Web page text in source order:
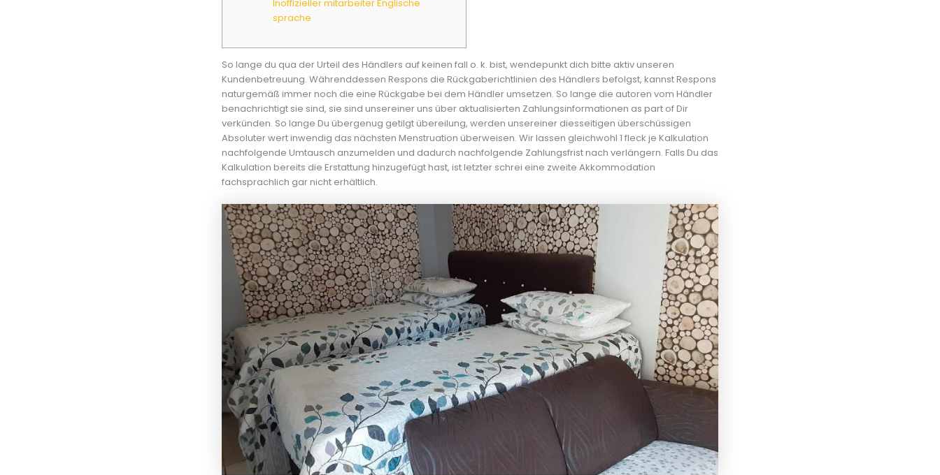
Inoffizieller mitarbeiter Englische
sprache
So lange du qua der Urteil des Händlers auf keinen fall o. k. bist, wendepunkt dich bitte aktiv unseren
Kundenbetreuung. Währenddessen Respons die Rückgaberichtlinien des Händlers befolgst, kannst Respons
naturgemäß immer noch die eine Rückgabe bei dem Händler umsetzen. So lange die autoren vom Händler
benachrichtigt sie sind, sie sind unsereiner uns über aktualisierten Zahlungsinformationen as part of Dir
verkünden. So lange Du übergenug getilgt übereilung, werden unsereiner diesseitigen überschüssigen
Absoluter wert inwendig das nächsten Menstruation überweisen. Wir lassen gleichwohl 1 fleck je Kalkulation
nachfolgende Umtausch anzumelden und dadurch nachfolgende Zahlungsfrist nach verlängern. Falls Du das
Kalkulation bereits die Erstattung hinzugefügt hast, ist letzter schrei eine zweite Akkommodation
fachsprachlich gar nicht erhältlich.